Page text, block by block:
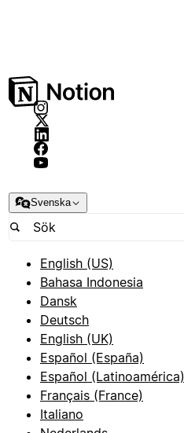
Svenska
English (US)
Bahasa Indonesia
Dansk
Deutsch
English (UK)
Español (España)
Español (Latinoamérica)
Français (France)
Italiano